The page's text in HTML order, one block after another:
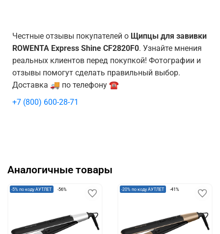
Честные отзывы покупателей о Щипцы для завивки
ROWENTA Express Shine CF2820F0. Узнайте мнения
реальных клиентов перед покупкой! Фотографии и
отзывы помогут сделать правильный выбор.
Доставка 🚚 по телефону ☎️
+7 (800) 600-28-71
Аналогичные товары
-5% по коду АУТЛЕТ -56% -20% по коду АУТЛЕТ -41%